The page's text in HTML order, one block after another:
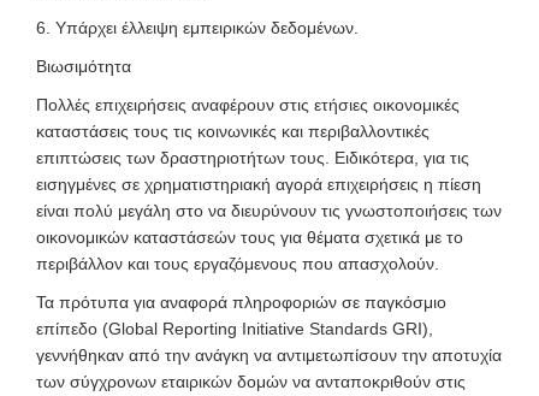
6. Υπάρχει έλλειψη εμπειρικών δεδομένων.
Βιωσιμότητα
Πολλές επιχειρήσεις αναφέρουν στις ετήσιες οικονομικές
καταστάσεις τους τις κοινωνικές και περιβαλλοντικές
επιπτώσεις των δραστηριοτήτων τους. Ειδικότερα, για τις
εισηγμένες σε χρηματιστηριακή αγορά επιχειρήσεις η πίεση
είναι πολύ μεγάλη στο να διευρύνουν τις γνωστοποιήσεις των
οικονομικών καταστάσεών τους για θέματα σχετικά με το
περιβάλλον και τους εργαζόμενους που απασχολούν.
Τα πρότυπα για αναφορά πληροφοριών σε παγκόσμιο
επίπεδο (Global Reporting Initiative Standards GRI),
γεννήθηκαν από την ανάγκη να αντιμετωπίσουν την αποτυχία
των σύγχρονων εταιρικών δομών να ανταποκριθούν στις